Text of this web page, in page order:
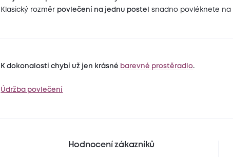
Klasický rozměr povlečení na jednu postel snadno povléknete na
K dokonalosti chybí už jen krásné barevné prostěradlo.
Údržba povlečení
Hodnocení zákazníků